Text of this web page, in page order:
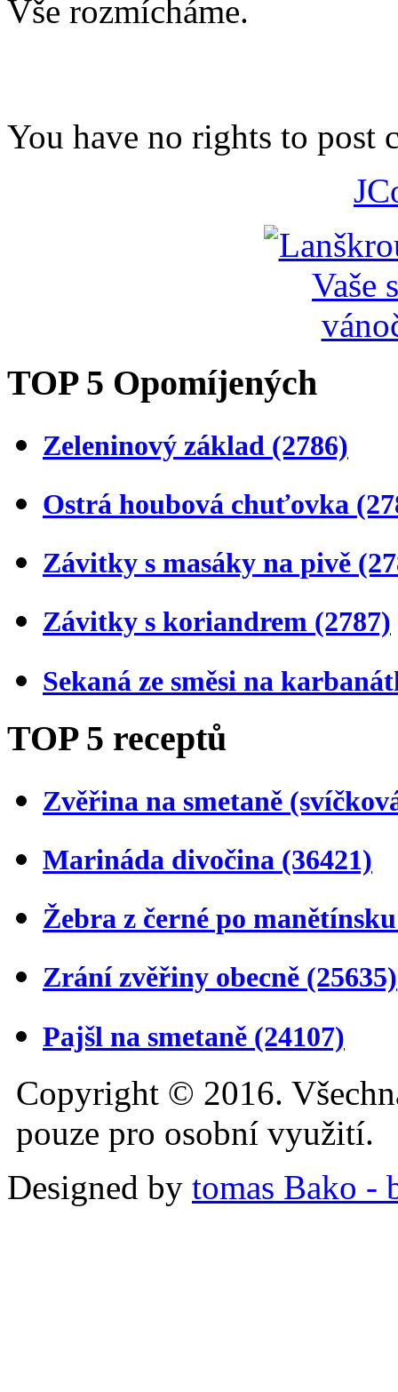
Vše rozmícháme.
You have no rights to post
TOP 5 Opomíjených
Zeleninový základ (2786)
Ostrá houbová chuťovka
Závitky s masáky na pivě
Závitky s koriandrem (2787)
Sekaná ze směsi na
TOP 5 receptů
Zvěřina na smetaně
Marináda divočina (36421)
Žebra z černé po
Zrání zvěřiny obecně (25635)
Pajšl na smetaně (24107)
Copyright © 2016.
pouze pro osobní využití.
Designed by tomas Bako -